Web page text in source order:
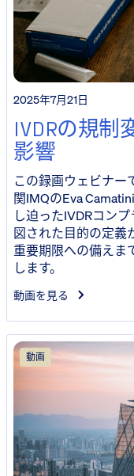
2025年7月21日
IVDRの規制
影響
この録画ウェビナ
関IMQのEva
し迫ったIVDRコン
図された目的の定義
重要期限への備えま
します。
動画を見る
動画